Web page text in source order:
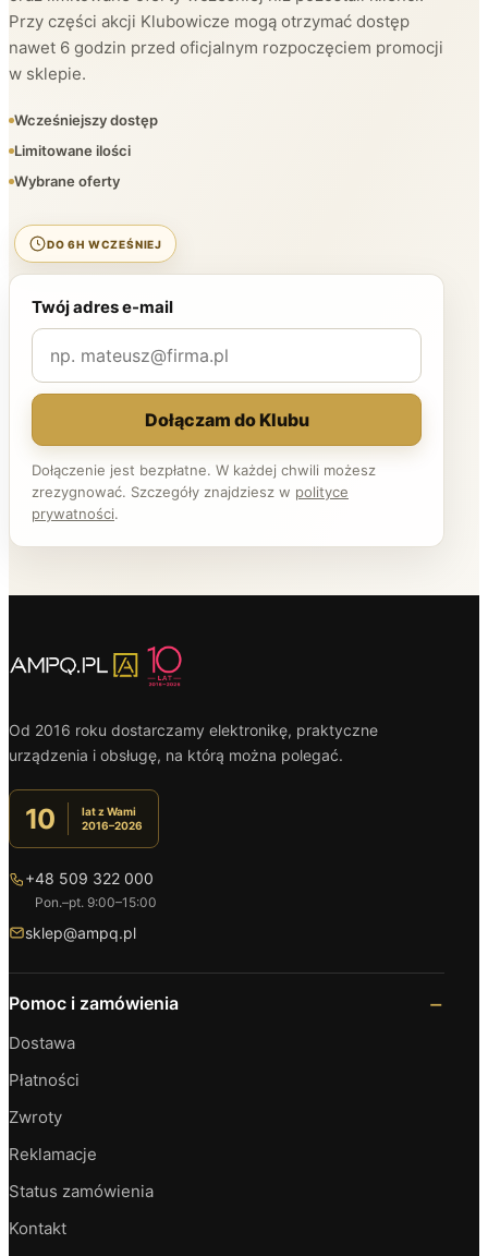
Przy części akcji Klubowicze mogą otrzymać dostęp
nawet 6 godzin przed oficjalnym rozpoczęciem promocji
w sklepie.
Wcześniejszy dostęp
Limitowane ilości
Wybrane oferty
DO 6H WCZEŚNIEJ
Twój adres e-mail
Dołączam do Klubu
Dołączenie jest bezpłatne. W każdej chwili możesz
zrezygnować. Szczegóły znajdziesz w polityce
prywatności.
Od 2016 roku dostarczamy elektronikę, praktyczne
urządzenia i obsługę, na którą można polegać.
10
lat z Wami
2016–2026
+48 509 322 000
Pon.–pt. 9:00–15:00
sklep@ampq.pl
Pomoc i zamówienia
Dostawa
Płatności
Zwroty
Reklamacje
Status zamówienia
Kontakt